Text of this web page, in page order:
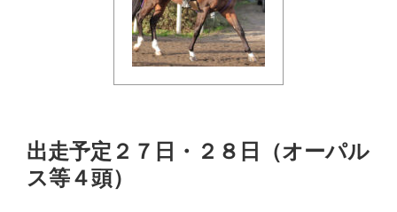
出走予定２７日・２８日（オーパル
ス等４頭）